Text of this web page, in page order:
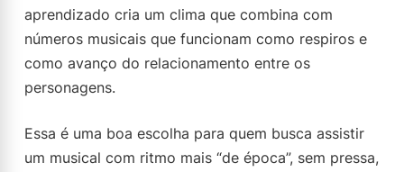
aprendizado cria um clima que combina com
números musicais que funcionam como respiros e
como avanço do relacionamento entre os
personagens.
Essa é uma boa escolha para quem busca assistir
um musical com ritmo mais “de época”, sem pressa,